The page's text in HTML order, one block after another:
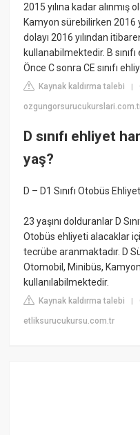
2015 yılına kadar alınmış
Kamyon sürebilirken 2016
dolayı 2016 yılından
kullanabilmektedir. B
Önce C sonra CE sınıfı
Kaynak kaldırma talebi |
D sınıfı ehliyet
yaş?
D – D1 Sınıfı Otobüs
23 yaşını dolduranlar D
Otobüs ehliyeti alacaklar
tecrübe aranmaktadır. D
Otomobil, Minibüs,
kullanılabilmektedir.
Kaynak kaldırma talebi |
etliksurucukursu.com.tr